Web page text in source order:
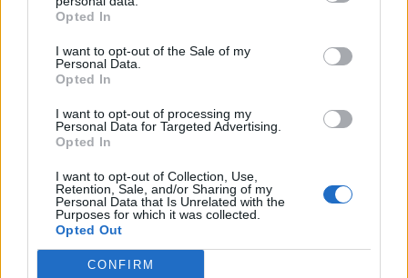
Opted In
I want to opt-out of the Sale of my
Personal Data.
Opted In
I want to opt-out of processing my
Personal Data for Targeted Advertising.
Opted In
I want to opt-out of Collection, Use,
Retention, Sale, and/or Sharing of my
Personal Data that Is Unrelated with the
Purposes for which it was collected.
Opted Out
CONFIRM